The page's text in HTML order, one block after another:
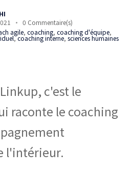
0 Commentaire(s)
agile, coaching, coaching d'équipe,
,coaching interne, sciences humaines
c'est le
raconte le coaching
l'intérieur.